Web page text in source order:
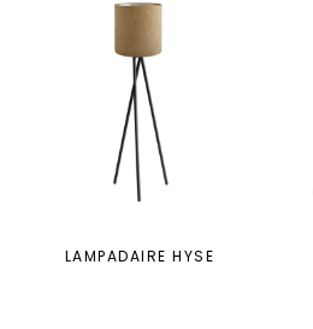
LAMPADAIRE HYSE